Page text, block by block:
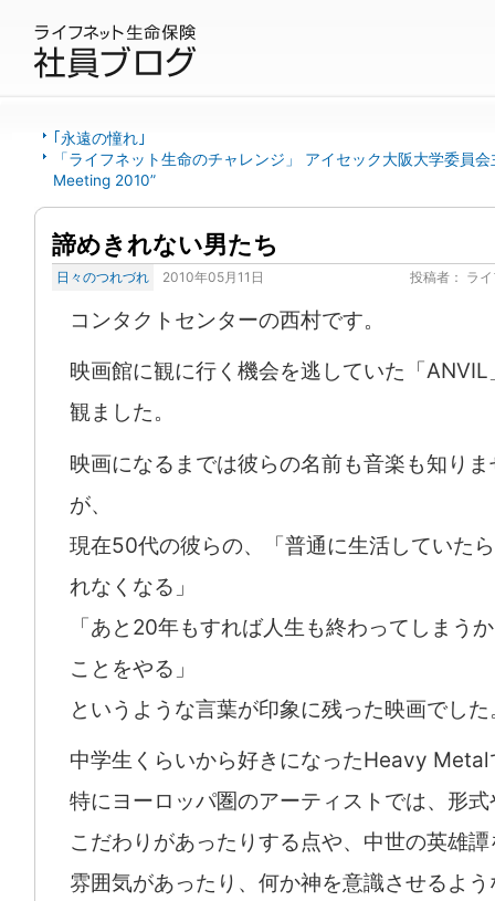
｢永遠の憧れ｣
「ライフネット生命のチャレンジ」 アイセック大阪大学委員
Meeting 2010”
諦めきれない男たち
日々のつれづれ 2010年05月11日 投稿者： ラ
コンタクトセンターの西村です。
映画館に観に行く機会を逃していた「ANVIL
観ました。
映画になるまでは彼らの名前も音楽も知り
が、
現在50代の彼らの、「普通に生活していた
れなくなる」
「あと20年もすれば人生も終わってしまう
ことをやる」
というような言葉が印象に残った映画でした
中学生くらいから好きになったHeavy Metal
特にヨーロッパ圏のアーティストでは、形
こだわりがあったりする点や、中世の英雄
雰囲気があったり、何か神を意識させるよ